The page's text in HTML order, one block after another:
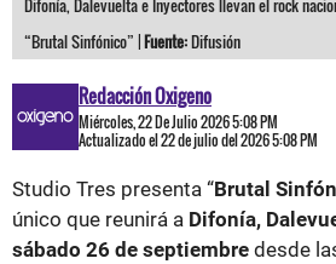
Difonía, Dalevuelta e Inyectores llevan el rock
“Brutal Sinfónico” |Fuente:Difusión
Redacción Oxigeno
Miércoles, 22 De Julio 2026 5:08 PM
Actualizado el 22 de julio del 2026 5:08 PM
Studio Tres presenta “Brutal
único que reunirá a Difonía,
sábado 26 de septiembre desde